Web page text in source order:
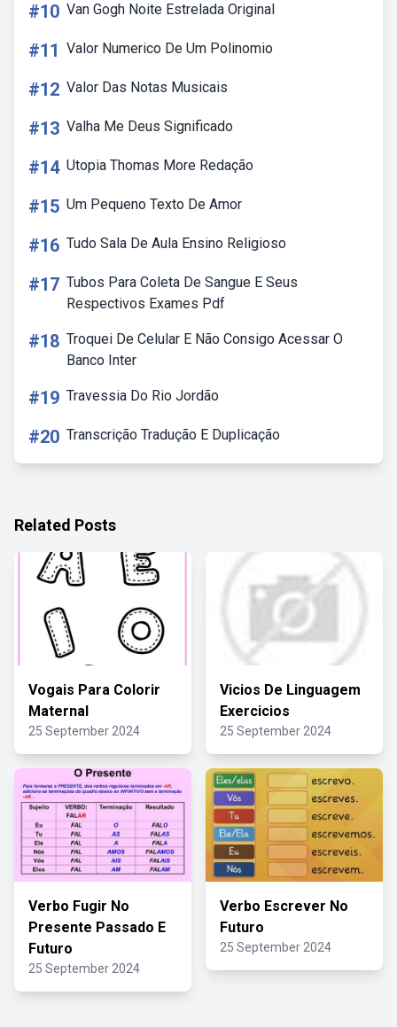
#10 Van Gogh Noite Estrelada Original
#11 Valor Numerico De Um Polinomio
#12 Valor Das Notas Musicais
#13 Valha Me Deus Significado
#14 Utopia Thomas More Redação
#15 Um Pequeno Texto De Amor
#16 Tudo Sala De Aula Ensino Religioso
#17 Tubos Para Coleta De Sangue E Seus
Respectivos Exames Pdf
#18 Troquei De Celular E Não Consigo Acessar O
Banco Inter
#19 Travessia Do Rio Jordão
#20 Transcrição Tradução E Duplicação
Related Posts
Vogais Para Colorir
Maternal
25 September 2024
Vicios De Linguagem
Exercicios
25 September 2024
Verbo Fugir No
Presente Passado E
Futuro
25 September 2024
Verbo Escrever No
Futuro
25 September 2024